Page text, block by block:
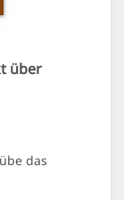
über
das